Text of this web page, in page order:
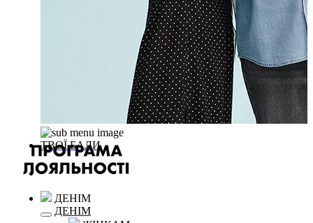
ТВОЇ БАЛИ
ДЕНІМ
ДЕНІМ